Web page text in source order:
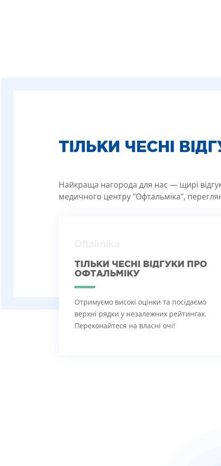
ТІЛЬКИ ЧЕСНІ
Найкраща нагорода для нас — щирі
медичного центру "Офтальміка",
ТІЛЬКИ ЧЕСНІ ВІДГУКИ ПРО
ОФТАЛЬМІКУ
Отримуємо високі оцінки та посідаємо
верхні рядки у незалежних рейтингах.
Переконайтеся на власні очі!